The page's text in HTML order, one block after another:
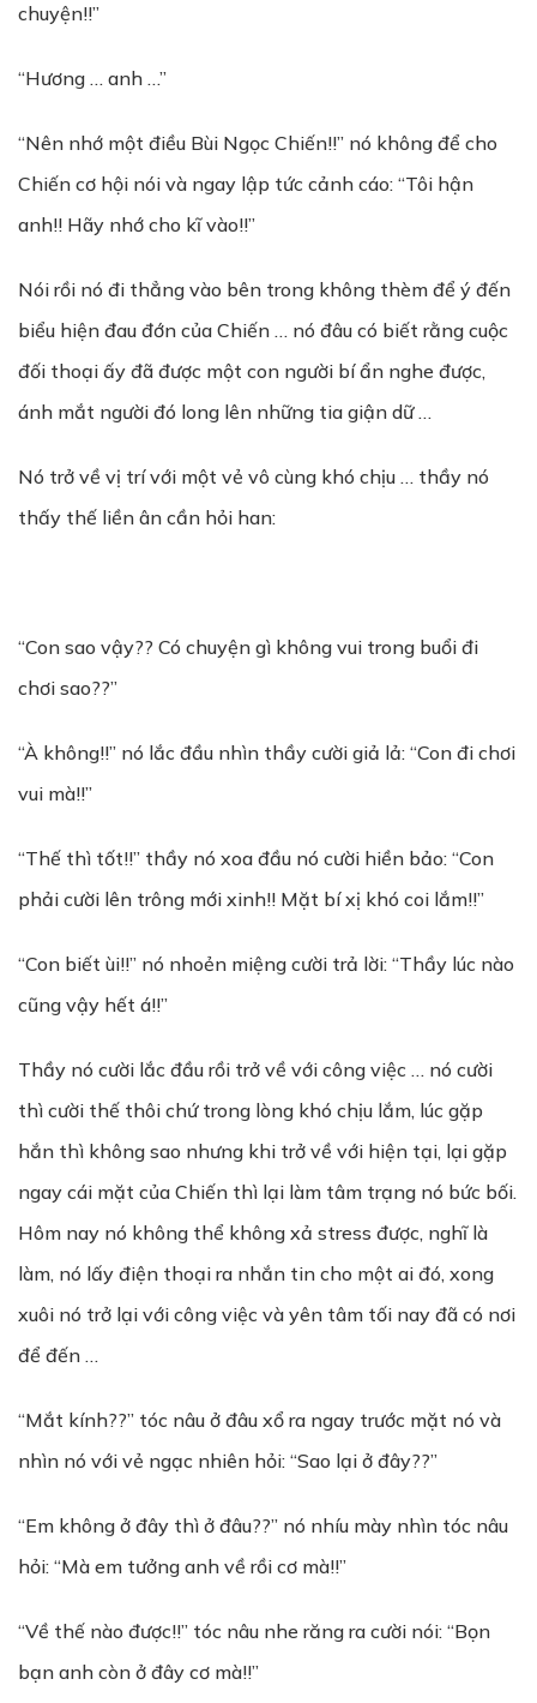
chuyện!!”
“Hương … anh …”
“Nên nhớ một điều Bùi Ngọc Chiến!!” nó không để cho
Chiến cơ hội nói và ngay lập tức cảnh cáo: “Tôi hận
anh!! Hãy nhớ cho kĩ vào!!”
Nói rồi nó đi thẳng vào bên trong không thèm để ý đến
biểu hiện đau đớn của Chiến … nó đâu có biết rằng cuộc
đối thoại ấy đã được một con người bí ẩn nghe được,
ánh mắt người đó long lên những tia giận dữ …
Nó trở về vị trí với một vẻ vô cùng khó chịu … thầy nó
thấy thế liền ân cần hỏi han:
“Con sao vậy?? Có chuyện gì không vui trong buổi đi
chơi sao??”
“À không!!” nó lắc đầu nhìn thầy cười giả lả: “Con đi chơi
vui mà!!”
“Thế thì tốt!!” thầy nó xoa đầu nó cười hiền bảo: “Con
phải cười lên trông mới xinh!! Mặt bí xị khó coi lắm!!”
“Con biết ùi!!” nó nhoẻn miệng cười trả lời: “Thầy lúc nào
cũng vậy hết á!!”
Thầy nó cười lắc đầu rồi trở về với công việc … nó cười
thì cười thế thôi chứ trong lòng khó chịu lắm, lúc gặp
hắn thì không sao nhưng khi trở về với hiện tại, lại gặp
ngay cái mặt của Chiến thì lại làm tâm trạng nó bức bối.
Hôm nay nó không thể không xả stress được, nghĩ là
làm, nó lấy điện thoại ra nhắn tin cho một ai đó, xong
xuôi nó trở lại với công việc và yên tâm tối nay đã có nơi
để đến …
“Mắt kính??” tóc nâu ở đâu xổ ra ngay trước mặt nó và
nhìn nó với vẻ ngạc nhiên hỏi: “Sao lại ở đây??”
“Em không ở đây thì ở đâu??” nó nhíu mày nhìn tóc nâu
hỏi: “Mà em tưởng anh về rồi cơ mà!!”
“Về thế nào được!!” tóc nâu nhe răng ra cười nói: “Bọn
bạn anh còn ở đây cơ mà!!”